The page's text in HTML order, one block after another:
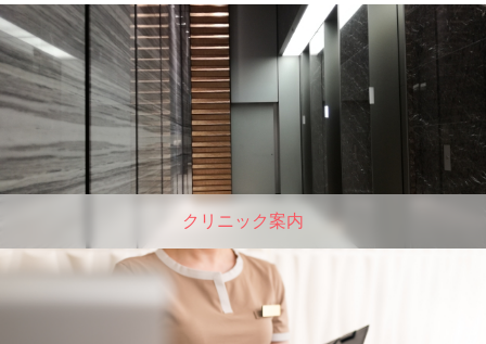
クリニック案内